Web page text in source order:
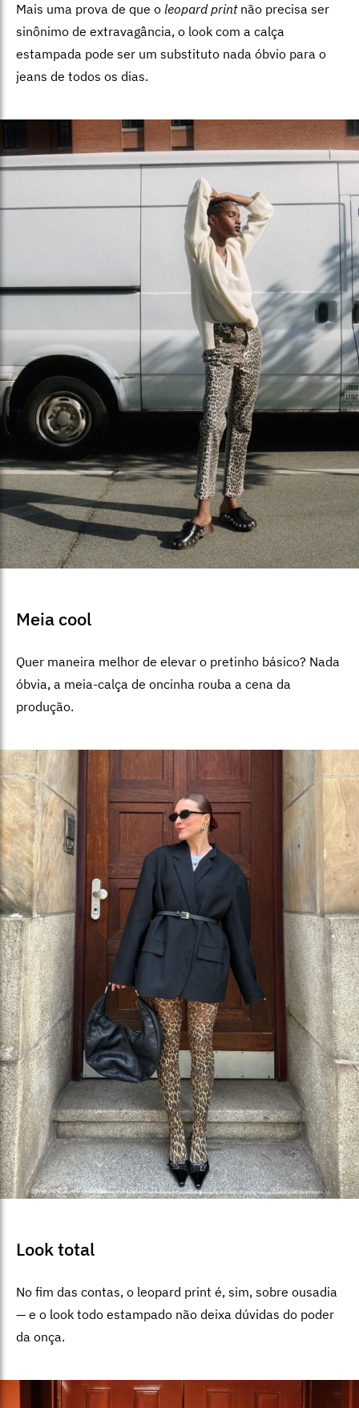
Mais uma prova de que o leopard printnão precisa ser
sinônimo de extravagância, o look com a calça
estampada pode ser um substituto nada óbvio para o
jeans de todos os dias.
Meia cool
Quer maneira melhor de elevar o pretinho básico? Nada
óbvia, a meia-calça de oncinha rouba a cena da
produção.
Look total
No fim das contas, o leopard print é, sim, sobre ousadia
— e o look todo estampado não deixa dúvidas do poder
da onça.